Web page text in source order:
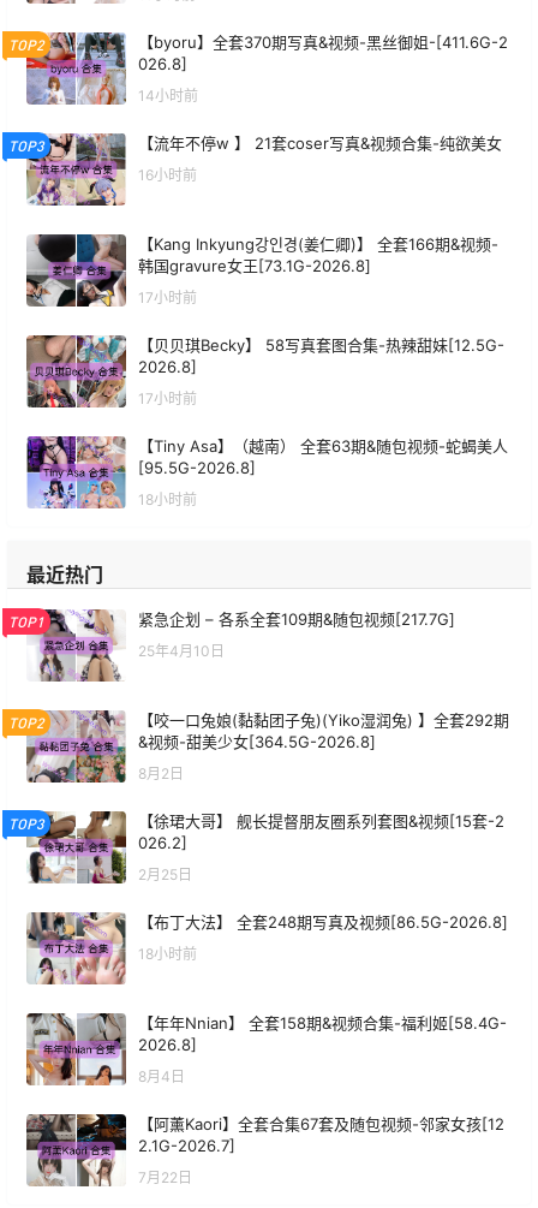
TOP2
【byoru】全套370期写真&视频-黑丝御姐-[411.6G-2
026.8]
14小时前
TOP3 【流年不停w 】 21套coser写真&视频合集-纯欲美女
16小时前
【Kang Inkyung강인경(姜仁卿)】 全套166期&视频-
韩国gravure女王[73.1G-2026.8]
17小时前
【贝贝琪Becky】 58写真套图合集-热辣甜妹[12.5G-
2026.8]
17小时前
【Tiny Asa】（越南） 全套63期&随包视频-蛇蝎美人
[95.5G-2026.8]
18小时前
最近热门
TOP1 紧急企划 – 各系全套109期&随包视频[217.7G]
25年4月10日
TOP2
【咬一口兔娘(黏黏团子兔)(Yiko湿润兔) 】全套292期
&视频-甜美少女[364.5G-2026.8]
8月2日
TOP3
【徐珺大哥】 舰长提督朋友圈系列套图&视频[15套-2
026.2]
2月25日
【布丁大法】 全套248期写真及视频[86.5G-2026.8]
18小时前
【年年Nnian】 全套158期&视频合集-福利姬[58.4G-
2026.8]
8月4日
【阿薰Kaori】全套合集67套及随包视频-邻家女孩[12
2.1G-2026.7]
7月22日